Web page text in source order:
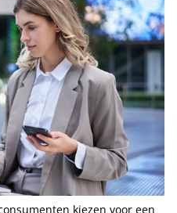
kiezen voor een